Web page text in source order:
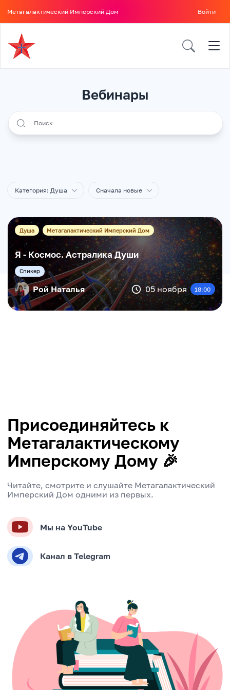
Метагалактический Имперский Дом Войти
Вебинары
Категория: Душа Сначала новые
Душа Метагалактический Имперский Дом
Я - Космос. Астралика Души
Cпикер
Рой Наталья 05 ноября 18:00
Присоединяйтесь к
Метагалактическому
Имперскому Дому 🎉
Читайте, смотрите и слушайте Метагалактический
Имперский Дом одними из первых.
Мы на YouTube
Канал в Telegram